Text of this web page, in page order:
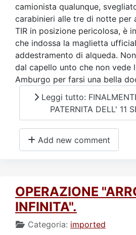
camionista qualunque,
carabinieri alle tre di notte per
TIR in posizione pericolosa, è
che indossa la maglietta
addestramento di alqueda.
dal capello unto che non vede
Amburgo per farsi una bella
Leggi tutto:
PATERNITA DELL' 11
Add new comment
OPERAZIONE
INFINITA".
Categoria: imported